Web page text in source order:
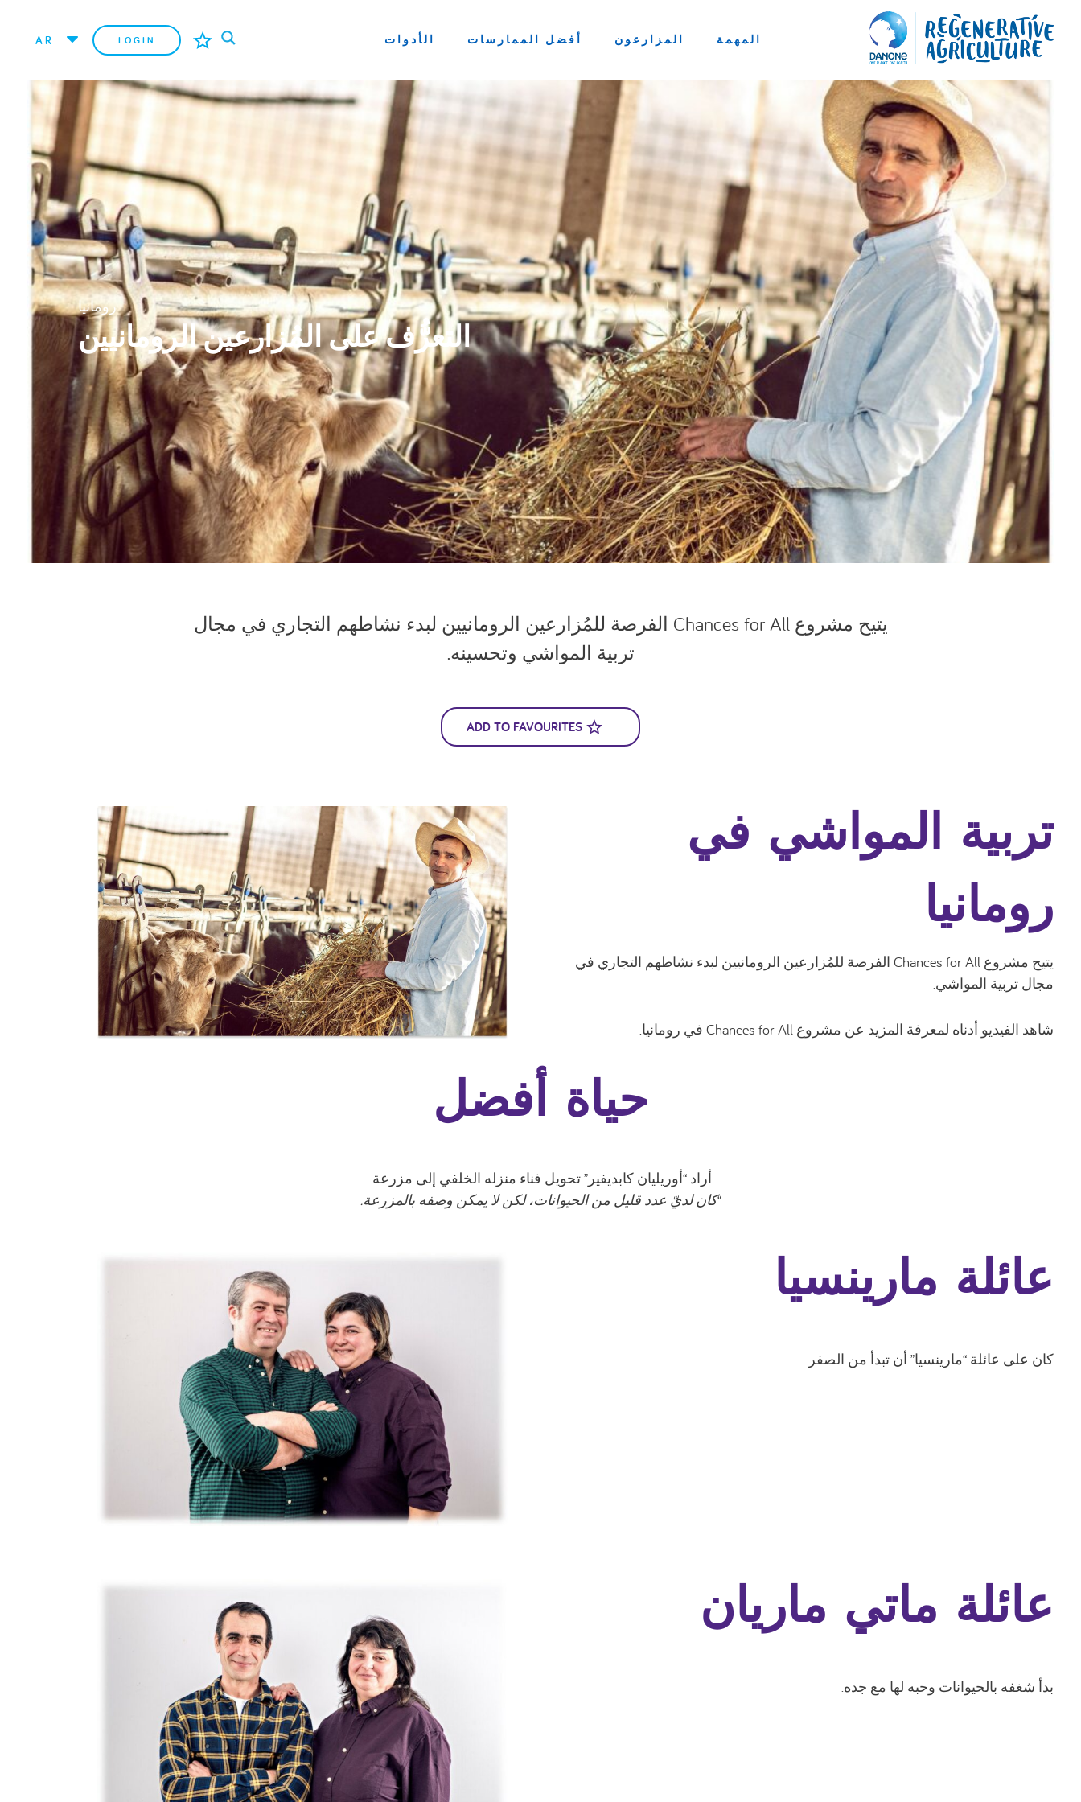
المهمة المزارعون أفضل الممارسات الأدوات LOGIN
AR
رومانيا
التعرُّف على المُزارعين الرومانيين
يتيح مشروع Chances for All الفرصة للمُزارعين الرومانيين لبدء نشاطهم التجاري في مجال
تربية المواشي وتحسينه.
ADD TO FAVOURITES
تربية المواشي في
رومانيا
يتيح مشروع Chances for All الفرصة للمُزارعين الرومانيين لبدء نشاطهم التجاري في
مجال تربية المواشي.
شاهد الفيديو أدناه لمعرفة المزيد عن مشروع Chances for All في رومانيا.
حياة أفضل
أراد “أوريليان كابديفير” تحويل فناء منزله الخلفي إلى مزرعة.
“كان لديّ عدد قليل من الحيوانات، لكن لا يمكن وصفه بالمزرعة.
عائلة مارينسيا
كان على عائلة “مارينسيا” أن تبدأ من الصفر.
عائلة ماتي ماريان
بدأ شغفه بالحيوانات وحبه لها مع جده.